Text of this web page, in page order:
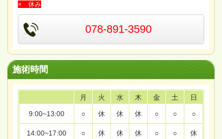
× 休み
078-891-3590
施術時間
月 火 水 木 金 土 日
9:00~13:00 ○ 休 休 休 ○ ○ ○
14:00~17:00 ○ 休 休 休 ○ ○ 休